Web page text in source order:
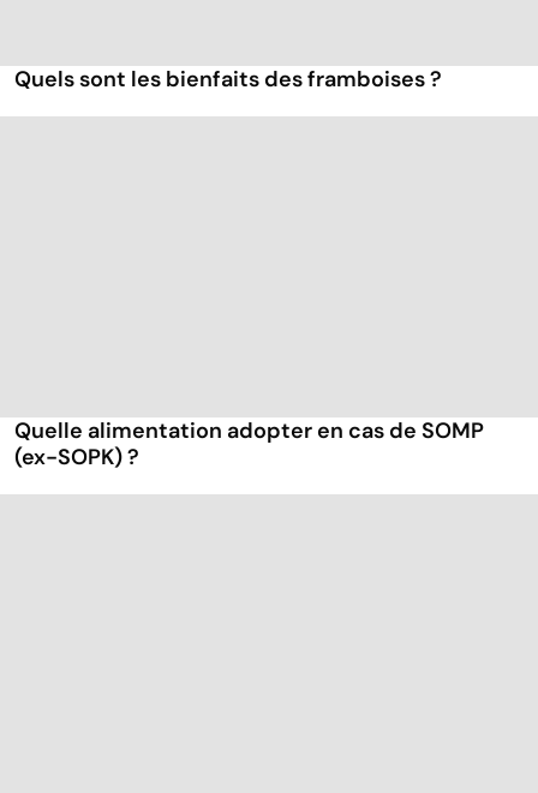
Quels sont les bienfaits des framboises ?
Quelle alimentation adopter en cas de SOMP
(ex-SOPK) ?